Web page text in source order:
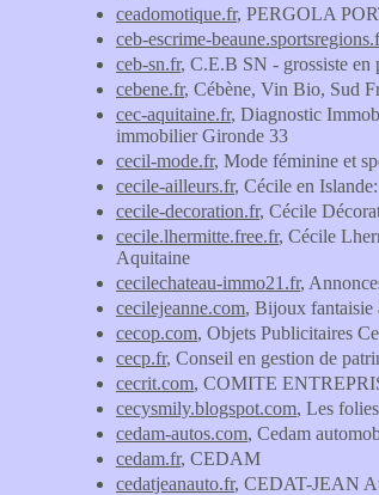
ceadomotique.fr, PERGOLA
ceb-escrime-
ceb-sn.fr, C.E.B SN - grossiste
cebene.fr, Cébène, Vin Bio, Sud
cec-aquitaine.fr, Diagnostic
immobilier Gironde 33
cecil-mode.fr, Mode féminine et
cecile-ailleurs.fr, Cécile en
cecile-decoration.fr, Cécile
cecile.lhermitte.free.fr, Cécile
Aquitaine
cecilechateau-immo21.fr,
cecilejeanne.com, Bijoux fantaisie
cecop.com, Objets Publicitaires
cecp.fr, Conseil en gestion de
cecrit.com, COMITE
cecysmily.blogspot.com, Les
cedam-autos.com, Cedam
cedam.fr, CEDAM
cedatjeanauto.fr, CEDAT-JEAN